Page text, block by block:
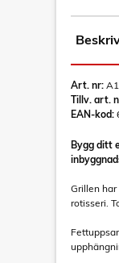
Art. nr:
Tillv. art.
EAN-kod:
Bygg ditt
Grillen
rotisseri.